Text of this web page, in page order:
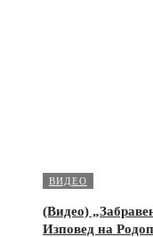
ВИДЕО
(Видео)
Изповед на